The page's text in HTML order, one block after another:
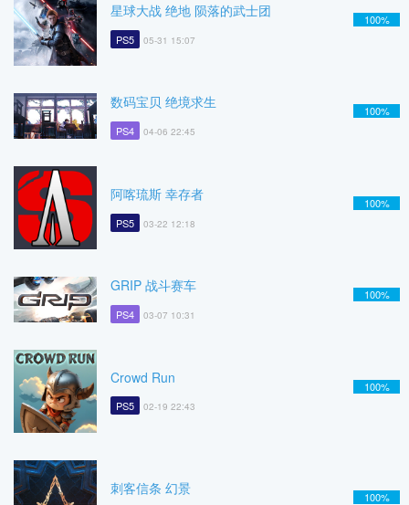
星球大战 绝地 陨落的武士团
PS5 05-31 15:07
100%
数码宝贝 绝境求生
PS4 04-06 22:45
100%
阿喀琉斯 幸存者
PS5 03-22 12:18
100%
GRIP 战斗赛车
PS4 03-07 10:31
100%
Crowd Run
PS5 02-19 22:43
100%
刺客信条 幻景 100%